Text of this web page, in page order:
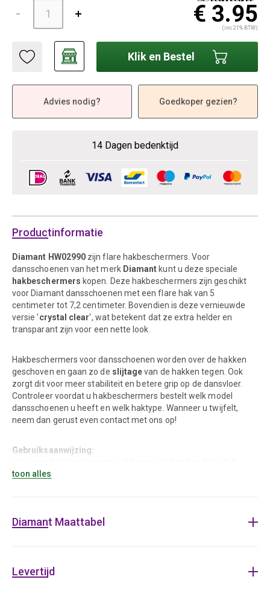
€ 3.95
(inc 21% BTW)
Klik en Bestel
Advies nodig? Goedkoper gezien?
14 Dagen bedenktijd
Productinformatie
Diamant HW02990 zijn flare hakbeschermers. Voor
dansschoenen van het merk Diamant kunt u deze speciale
hakbeschermers kopen. Deze hakbeschermers zijn geschikt
voor Diamant dansschoenen met een flare hak van 5
centimeter tot 7,2 centimeter. Bovendien is deze vernieuwde
versie 'crystal clear', wat betekent dat ze extra helder en
transparant zijn voor een nette look.
Hakbeschermers voor dansschoenen worden over de hakken
geschoven en gaan zo de slijtagevan de hakken tegen. Ook
zorgt dit voor meer stabiliteit en betere grip op de dansvloer.
Controleer voordat u hakbeschermers bestelt welk model
dansschoenen u heeft en welk haktype. Wanneer u twijfelt,
neem dan gerust even contact met ons op!
Gebruiksaanwijzing:
hakbeschermer met lichte draaiende bewegingen over de hak.
Diamant HW02990
toon alles
Diamant Maattabel
Levertijd